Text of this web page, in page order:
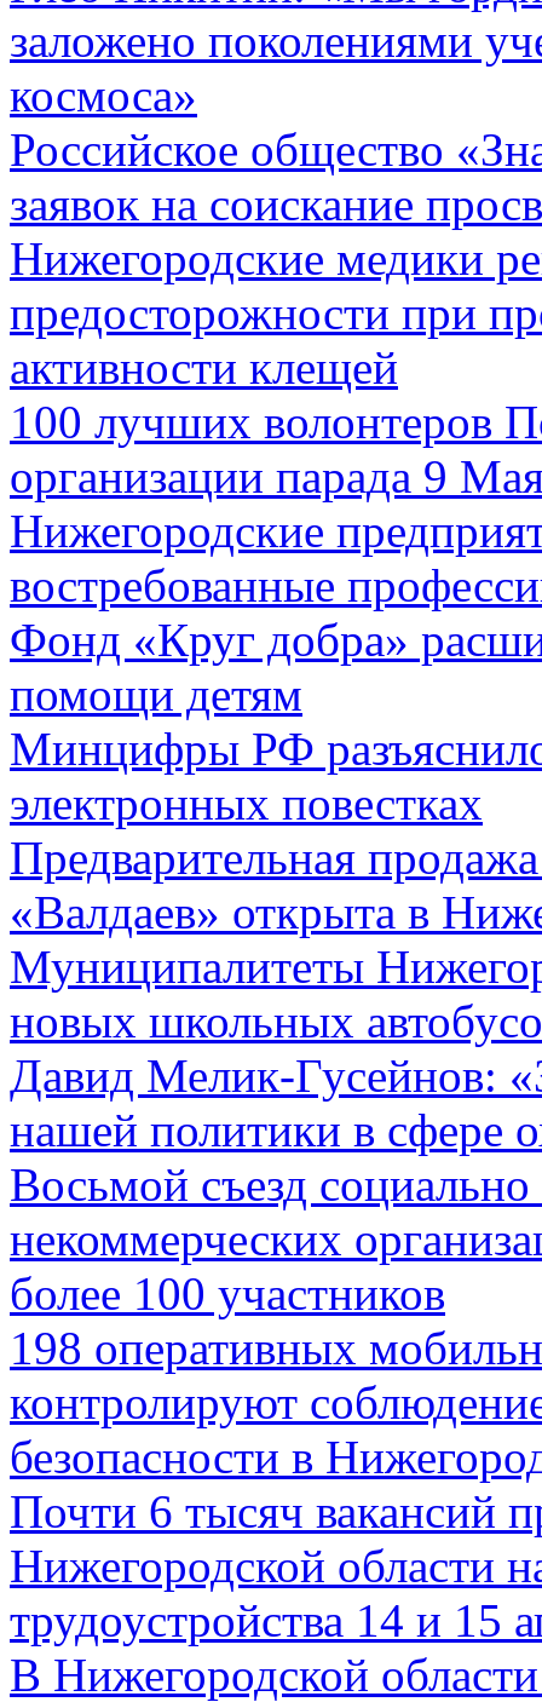
заложено поколениями
космоса»
Российское общество
заявок на соискание
Нижегородские медики
предосторожности при
активности клещей
100 лучших волонтеров
организации парада 9
Нижегородские
востребованные
Фонд «Круг добра»
помощи детям
Минцифры РФ разъяснило
электронных повестках
Предварительная
«Валдаев» открыта в
Муниципалитеты
новых школьных
Давид Мелик-Гусейнов:
нашей политики в сфере
Восьмой съезд
некоммерческих
более 100 участников
198 оперативных
контролируют
безопасности в
Почти 6 тысяч вакансий
Нижегородской области
трудоустройства 14 и 15
В Нижегородской